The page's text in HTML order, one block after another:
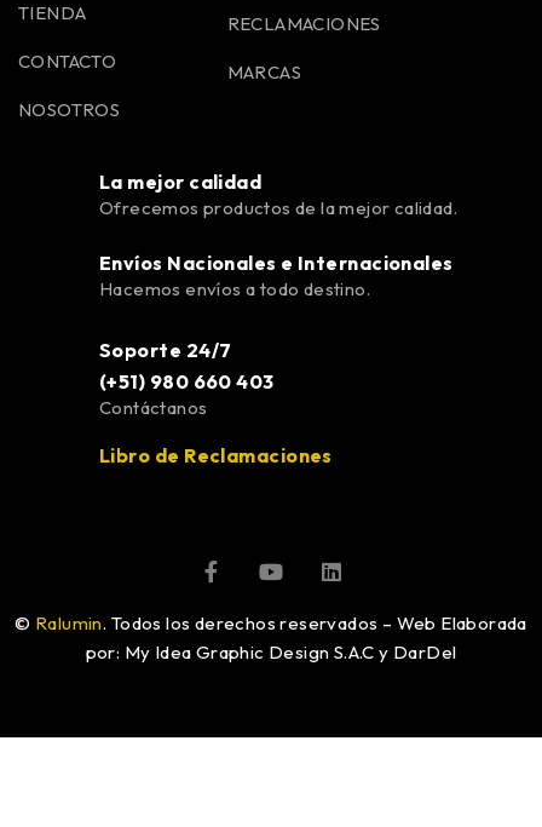
TIENDA
CONTACTO
NOSOTROS
RECLAMACIONES
MARCAS
La mejor calidad
Ofrecemos productos de la mejor calidad.
Envíos Nacionales e Internacionales
Hacemos envíos a todo destino.
Soporte 24/7
(+51) 980 660 403
Contáctanos
Libro de Reclamaciones
© Ralumin. Todos los derechos reservados – Web Elaborada
por: My Idea Graphic Design S.A.C y DarDel